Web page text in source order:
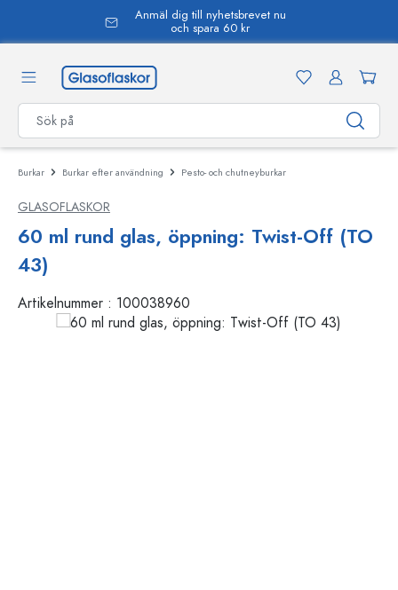
Anmäl dig till nyhetsbrevet nu
och spara 60 kr
Burkar Burkar efter användning Pesto- och chutneyburkar
GLASOFLASKOR
60 ml rund glas, öppning: Twist-Off (TO
43)
Artikelnummer : 100038960